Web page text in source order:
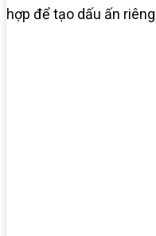
hợp để tạo dấu ấn